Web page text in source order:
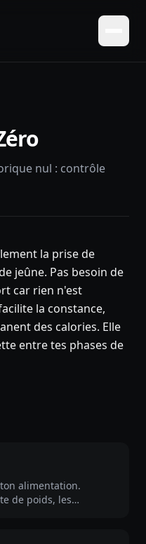
nul : contrôle
la prise de
jeûne. Pas besoin de
car rien n'est
la constance,
des calories. Elle
entre tes phases de
alimentation.
de poids, les